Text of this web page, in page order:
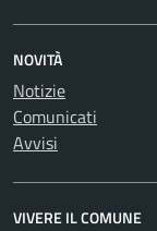
NOVITÀ
Notizie
Comunicati
Avvisi
VIVERE IL COMUNE